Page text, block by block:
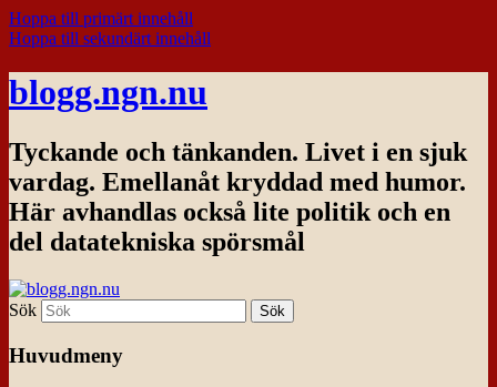
Hoppa till primärt innehåll
Hoppa till sekundärt innehåll
blogg.ngn.nu
Tyckande och tänkanden. Livet i en sjuk
vardag. Emellanåt kryddad med humor.
Här avhandlas också lite politik och en
del datatekniska spörsmål
Sök
Huvudmeny